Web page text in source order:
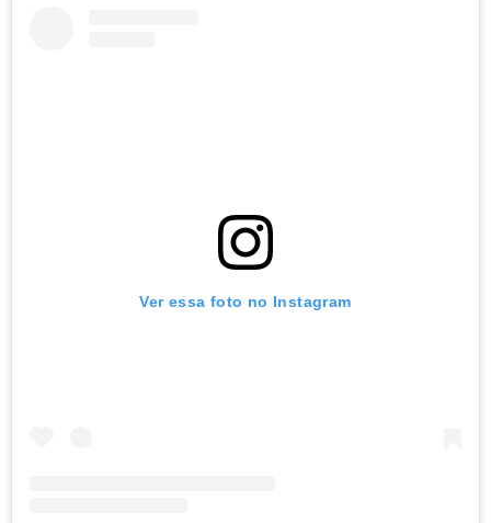
Ver essa foto no Instagram